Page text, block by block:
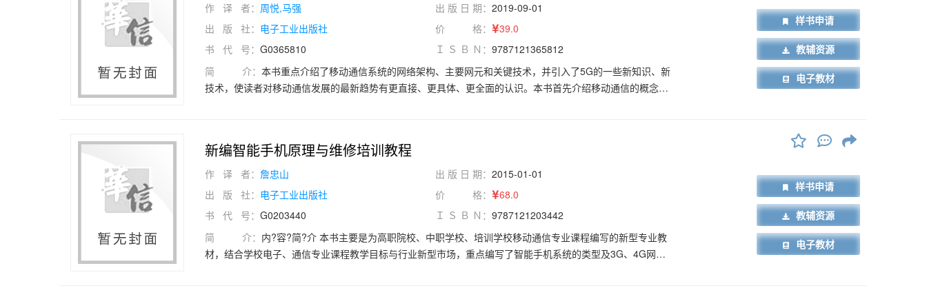
作 译 者： 周悦,马强 出 版 日 期： 2019-09-01
出 版 社： 电子工业出版社 价 格：
39.0
书 代 号： G0365810 Ｉ Ｓ Ｂ Ｎ： 9787121365812
简 介： 本书重点介绍了移动通信系统的网络架构、主要网元和关键技术，并引入了5G的一些新知识、新
技术，使读者对移动通信发展的最新趋势有更直接、更具体、更全面的认识。本书首先介绍移动通信的概念、
可作为想了解移动通信的人们的科普读本。
样书申请
教辅资源
电子教材
新编智能手机原理与维修培训教程
作 译 者： 詹忠山 出 版 日 期： 2015-01-01
出 版 社： 电子工业出版社 价 格：
68.0
书 代 号： G0203440 Ｉ Ｓ Ｂ Ｎ： 9787121203442
简 介： 内?容?简?介 本书主要是为高职院校、中职学校、培训学校移动通信专业课程编写的新型专业教
材，结合学校电子、通信专业课程教学目标与行业新型市场，重点编写了智能手机系统的类型及3G、4G网络
样书申请
教辅资源
电子教材